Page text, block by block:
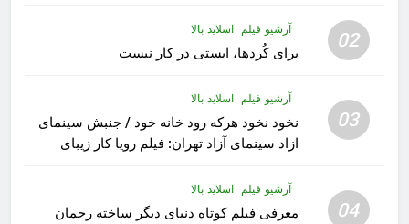
02 آرشیو فیلم اسلاید بالا
برای کُردها، ایستی در کار نیست
03
آرشیو فیلم اسلاید بالا
نخود نخود هرکه رود خانه خود / جنبش سینمای
ازاد سینمای آزاد تهران: فیلم رویا کار زیبای
04
آرشیو فیلم اسلاید بالا
معرفی فیلم کوتاه دنیای دیگر ساخته رحمان